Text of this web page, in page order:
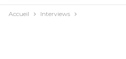
Accueil Interviews